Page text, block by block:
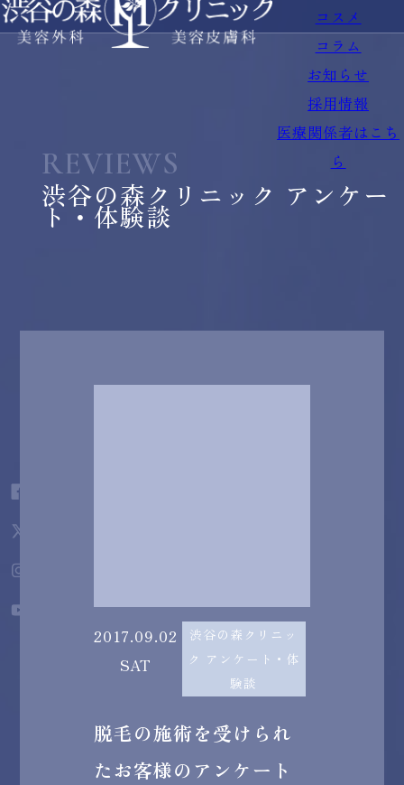
コスメ
コラム
お知らせ
採用情報
医療関係者はこち
ら
REVIEWS
渋谷の森クリニック アンケー
ト・体験談
2017.09.02
SAT
渋谷の森クリニッ
ク アンケート・体
験談
脱毛の施術を受けられ
たお客様のアンケート